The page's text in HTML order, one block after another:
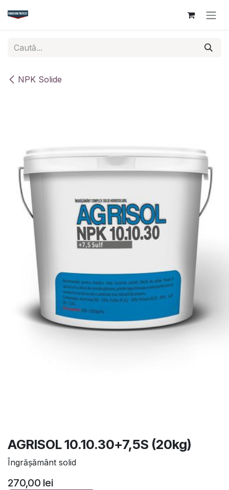
NPK Solide
AGRISOL 10.10.30+7,5S (20kg)
Îngrășământ solid
270,00 lei